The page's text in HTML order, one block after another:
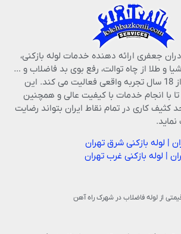
جعفری ارائه دهنده خدمات لوله بازکنی،
و طلا از چاه توالت، رفع بوی بد فاضلاب و …
می باشد که با بیش از 18 سال تجربه واقعی فعالیت می کند. این
با انجام خدمات با کیفیت عالی و همچنین
کثیف کاری در تمام نقاط ایران بتواند رضایت
| لوله بازکنی شرق تهران
| لوله بازکنی غرب تهران
از لوله فاضلاب در شهرک راه‌ آهن